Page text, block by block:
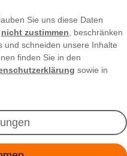
Sie uns diese Daten
nicht zustimmen , beschränken
und schneiden unsere Inhalte
finden Sie in den
sowie in
es sich um ein Pflichtfeld.